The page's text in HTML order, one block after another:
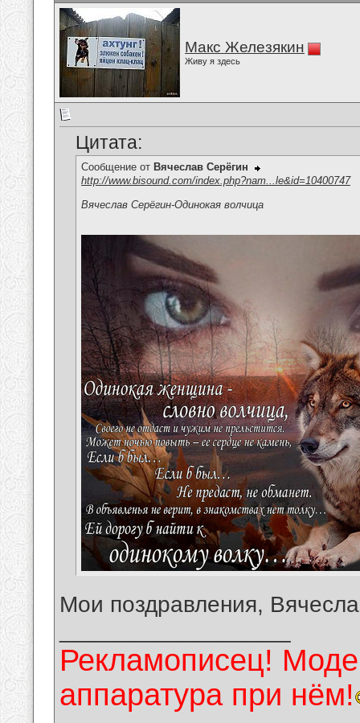
Макс Железякин
Живу я здесь
Цитата:
Сообщение от Вячеслав Серёгин
http://www.bisound.com/index.php?nam...le&id=10400747
Вячеслав Серёгин-Одинокая волчица
Мои поздравления,
Рекламописец!
аппаратура при нём!